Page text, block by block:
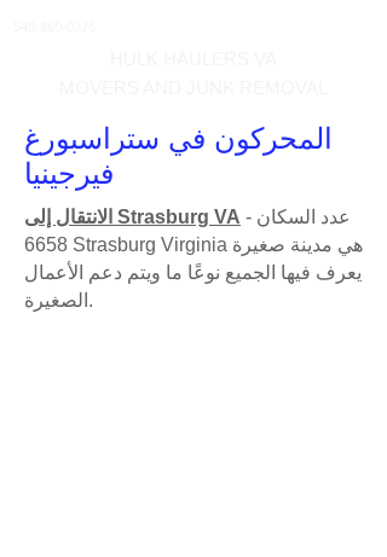
المحركون في ستراسبورغ
فيرجينيا
الانتقال إلى Strasburg VA - عدد السكان
6658 Strasburg Virginia هي مدينة صغيرة
يعرف فيها الجميع نوعًا ما ويتم دعم الأعمال
الصغيرة.